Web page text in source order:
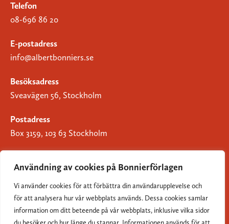
Användning av cookies på Bonnierförlagen
Vi använder cookies för att förbättra din användarupplevelse och
för att analysera hur vår webbplats används. Dessa cookies samlar
information om ditt beteende på vår webbplats, inklusive vilka sidor
Telefon
08-696 86 20
E-postadress
info@albertbonniers.se
Besöksadress
Sveavägen 56, Stockholm
Postadress
Box 3159, 103 63 Stockholm
Om Bonnierförlagen
Cookies